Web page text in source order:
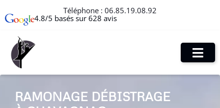
Téléphone : 06.85.19.08.92
4.8/5 basés sur 628 avis
RAMONAGE DÉBISTRAGE